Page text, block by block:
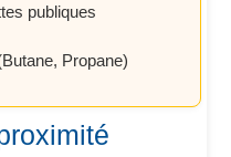
publiques
Propane)